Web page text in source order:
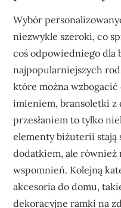
Wybór
niezwykle szeroki, co
coś odpowiedniego dla
najpopularniejszych
które można
imieniem, bransoletki z
przesłaniem to tylko
elementy biżuterii stają
dodatkiem, ale również
wspomnień. Kolejną
akcesoria do domu,
dekoracyjne ramki na